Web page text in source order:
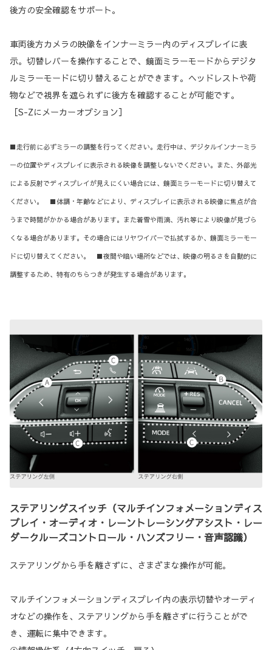
後方の安全確認をサポート。
車両後方カメラの映像をインナーミラー内のディスプレイに表
示。切替レバーを操作することで、鏡面ミラーモードからデジタ
ルミラーモードに切り替えることができます。ヘッドレストや荷
物などで視界を遮られずに後方を確認することが可能です。
［S-Zにメーカーオプション］
■走行前に必ずミラーの調整を行ってください。走行中は、デジタルインナーミラ
ーの位置やディスプレイに表示される映像を調整しないでください。また、外部光
による反射でディスプレイが見えにくい場合には、鏡面ミラーモードに切り替えて
ください。 ■体調・年齢などにより、ディスプレイに表示される映像に焦点が合
うまで時間がかかる場合があります。また着雪や雨滴、汚れ等により映像が見づら
くなる場合があります。その場合にはリヤワイパーで払拭するか、鏡面ミラーモー
ドに切り替えてください。 ■夜間や暗い場所などでは、映像の明るさを自動的に
調整するため、特有のちらつきが発生する場合があります。
ステアリングスイッチ（マルチインフォメーションディス
プレイ・オーディオ・レーントレーシングアシスト・レー
ダークルーズコントロール・ハンズフリー・音声認識）
ステアリングから手を離さずに、さまざまな操作が可能。
マルチインフォメーションディスプレイ内の表示切替やオーディ
オなどの操作を、ステアリングから手を離さずに行うことがで
き、運転に集中できます。